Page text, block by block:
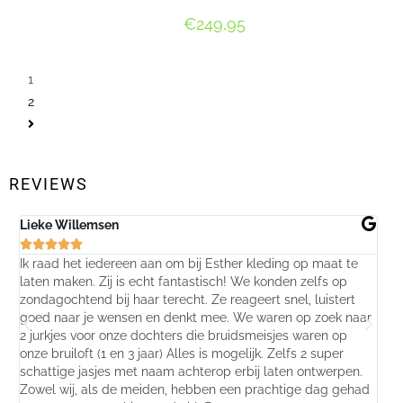
€249,95
1
2
REVIEWS
Lieke Willemsen

Ik raad het iedereen aan om bij Esther kleding op maat te
laten maken. Zij is echt fantastisch! We konden zelfs op
zondagochtend bij haar terecht. Ze reageert snel, luistert
goed naar je wensen en denkt mee. We waren op zoek naar
2 jurkjes voor onze dochters die bruidsmeisjes waren op
onze bruiloft (1 en 3 jaar) Alles is mogelijk. Zelfs 2 super
schattige jasjes met naam achterop erbij laten ontwerpen.
Zowel wij, als de meiden, hebben een prachtige dag gehad